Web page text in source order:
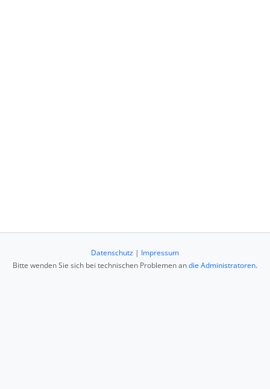
Datenschutz | Impressum
Bitte wenden Sie sich bei technischen Problemen andie Administratoren.